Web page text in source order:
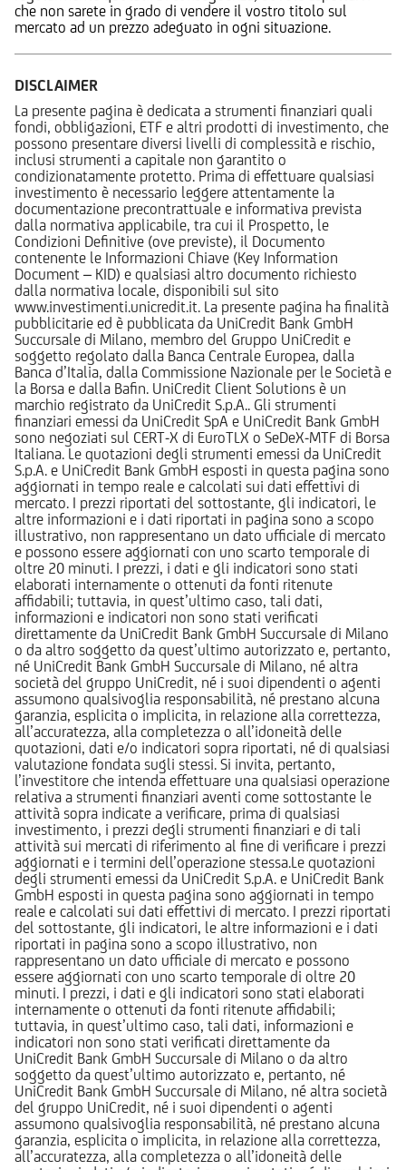
che non sarete in grado di vendere il vostro titolo sul
mercato ad un prezzo adeguato in ogni situazione.
DISCLAIMER
La presente pagina è dedicata a strumenti finanziari quali
fondi, obbligazioni, ETF e altri prodotti di investimento, che
possono presentare diversi livelli di complessità e rischio,
inclusi strumenti a capitale non garantito o
condizionatamente protetto. Prima di effettuare qualsiasi
investimento è necessario leggere attentamente la
documentazione precontrattuale e informativa prevista
dalla normativa applicabile, tra cui il Prospetto, le
Condizioni Definitive (ove previste), il Documento
contenente le Informazioni Chiave (Key Information
Document – KID) e qualsiasi altro documento richiesto
dalla normativa locale, disponibili sul sito
www.investimenti.unicredit.it. La presente pagina ha finalità
pubblicitarie ed è pubblicata da UniCredit Bank GmbH
Succursale di Milano, membro del Gruppo UniCredit e
soggetto regolato dalla Banca Centrale Europea, dalla
Banca d’Italia, dalla Commissione Nazionale per le Società e
la Borsa e dalla Bafin. UniCredit Client Solutions è un
marchio registrato da UniCredit S.p.A.. Gli strumenti
finanziari emessi da UniCredit SpA e UniCredit Bank GmbH
sono negoziati sul CERT-X di EuroTLX o SeDeX-MTF di Borsa
Italiana. Le quotazioni degli strumenti emessi da UniCredit
S.p.A. e UniCredit Bank GmbH esposti in questa pagina sono
aggiornati in tempo reale e calcolati sui dati effettivi di
mercato. I prezzi riportati del sottostante, gli indicatori, le
altre informazioni e i dati riportati in pagina sono a scopo
illustrativo, non rappresentano un dato ufficiale di mercato
e possono essere aggiornati con uno scarto temporale di
oltre 20 minuti. I prezzi, i dati e gli indicatori sono stati
elaborati internamente o ottenuti da fonti ritenute
affidabili; tuttavia, in quest’ultimo caso, tali dati,
informazioni e indicatori non sono stati verificati
direttamente da UniCredit Bank GmbH Succursale di Milano
o da altro soggetto da quest’ultimo autorizzato e, pertanto,
né UniCredit Bank GmbH Succursale di Milano, né altra
società del gruppo UniCredit, né i suoi dipendenti o agenti
assumono qualsivoglia responsabilità, né prestano alcuna
garanzia, esplicita o implicita, in relazione alla correttezza,
all’accuratezza, alla completezza o all’idoneità delle
quotazioni, dati e/o indicatori sopra riportati, né di qualsiasi
valutazione fondata sugli stessi. Si invita, pertanto,
l’investitore che intenda effettuare una qualsiasi operazione
relativa a strumenti finanziari aventi come sottostante le
attività sopra indicate a verificare, prima di qualsiasi
investimento, i prezzi degli strumenti finanziari e di tali
attività sui mercati di riferimento al fine di verificare i prezzi
aggiornati e i termini dell’operazione stessa.Le quotazioni
degli strumenti emessi da UniCredit S.p.A. e UniCredit Bank
GmbH esposti in questa pagina sono aggiornati in tempo
reale e calcolati sui dati effettivi di mercato. I prezzi riportati
del sottostante, gli indicatori, le altre informazioni e i dati
riportati in pagina sono a scopo illustrativo, non
rappresentano un dato ufficiale di mercato e possono
essere aggiornati con uno scarto temporale di oltre 20
minuti. I prezzi, i dati e gli indicatori sono stati elaborati
internamente o ottenuti da fonti ritenute affidabili;
tuttavia, in quest’ultimo caso, tali dati, informazioni e
indicatori non sono stati verificati direttamente da
UniCredit Bank GmbH Succursale di Milano o da altro
soggetto da quest’ultimo autorizzato e, pertanto, né
UniCredit Bank GmbH Succursale di Milano, né altra società
del gruppo UniCredit, né i suoi dipendenti o agenti
assumono qualsivoglia responsabilità, né prestano alcuna
garanzia, esplicita o implicita, in relazione alla correttezza,
all’accuratezza, alla completezza o all’idoneità delle